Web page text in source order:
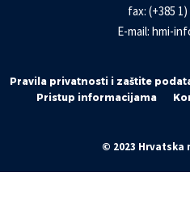
fax: (+385 1)
E-mail: hmi-
Pravila privatnosti i zaštite
Pristup informacijama
© 2023